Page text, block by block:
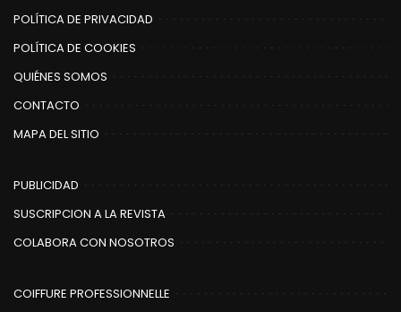
POLÍTICA DE PRIVACIDAD
POLÍTICA DE COOKIES
QUIÉNES SOMOS
CONTACTO
MAPA DEL SITIO
PUBLICIDAD
SUSCRIPCION A LA REVISTA
COLABORA CON NOSOTROS
COIFFURE PROFESSIONNELLE